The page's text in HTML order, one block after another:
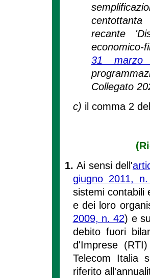
recante
economico-
31
Collegato
c) il comma 2
1.Ai sensi dell'
giugno 2011,
sistemi contabili
e dei loro
2009, n. 42) e
debito fuori
d'Imprese
Telecom Italia
riferito